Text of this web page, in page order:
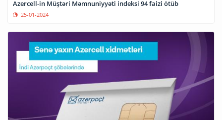
Azercell-in Müştəri Məmnuniyyəti indeksi 94 faizi ötüb
25-01-2024